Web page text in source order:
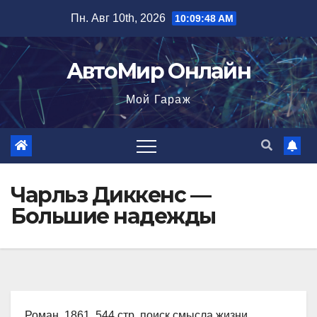
содержимому
Пн. Авг 10th, 2026 10:09:49 AM
АвтоМир Онлайн
Мой Гараж
Чарльз Диккенс —
Большие надежды